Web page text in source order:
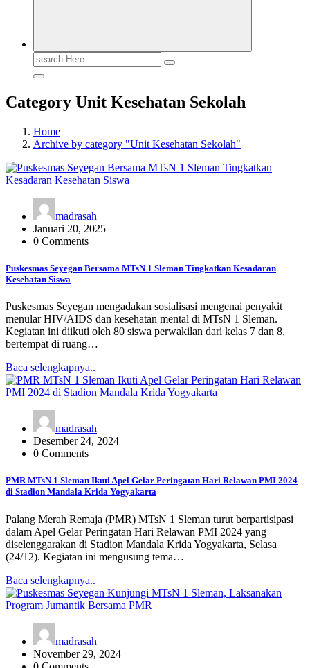
Search
for:
Category Unit Kesehatan Sekolah
Home
Archive by category "Unit Kesehatan Sekolah"
madrasah
Januari 20, 2025
0 Comments
Puskesmas Seyegan Bersama MTsN 1 Sleman Tingkatkan Kesadaran
Kesehatan Siswa
Puskesmas Seyegan mengadakan sosialisasi mengenai penyakit
menular HIV/AIDS dan kesehatan mental di MTsN 1 Sleman.
Kegiatan ini diikuti oleh 80 siswa perwakilan dari kelas 7 dan 8,
bertempat di ruang…
Baca selengkapnya..
madrasah
Desember 24, 2024
0 Comments
PMR MTsN 1 Sleman Ikuti Apel Gelar Peringatan Hari Relawan PMI 2024
di Stadion Mandala Krida Yogyakarta
Palang Merah Remaja (PMR) MTsN 1 Sleman turut berpartisipasi
dalam Apel Gelar Peringatan Hari Relawan PMI 2024 yang
diselenggarakan di Stadion Mandala Krida Yogyakarta, Selasa
(24/12). Kegiatan ini mengusung tema…
Baca selengkapnya..
madrasah
November 29, 2024